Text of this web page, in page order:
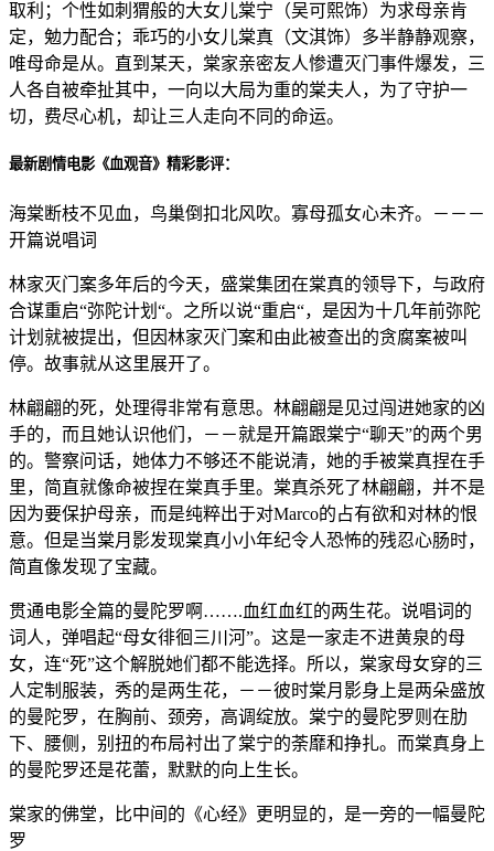
取利；个性如刺猬般的大女儿棠宁（吴可熙饰）为求母亲肯
定，勉力配合；乖巧的小女儿棠真（文淇饰）多半静静观察，
唯母命是从。直到某天，棠家亲密友人惨遭灭门事件爆发，三
人各自被牵扯其中，一向以大局为重的棠夫人，为了守护一
切，费尽心机，却让三人走向不同的命运。
最新剧情电影《血观音》精彩影评：
海棠断枝不见血，鸟巢倒扣北风吹。寡母孤女心未齐。－－－
开篇说唱词
林家灭门案多年后的今天，盛棠集团在棠真的领导下，与政府
合谋重启“弥陀计划“。之所以说“重启“，是因为十几年前弥陀
计划就被提出，但因林家灭门案和由此被查出的贪腐案被叫
停。故事就从这里展开了。
林翩翩的死，处理得非常有意思。林翩翩是见过闯进她家的凶
手的，而且她认识他们，－－就是开篇跟棠宁“聊天”的两个男
的。警察问话，她体力不够还不能说清，她的手被棠真捏在手
里，简直就像命被捏在棠真手里。棠真杀死了林翩翩，并不是
因为要保护母亲，而是纯粹出于对Marco的占有欲和对林的恨
意。但是当棠月影发现棠真小小年纪令人恐怖的残忍心肠时，
简直像发现了宝藏。
贯通电影全篇的曼陀罗啊…….血红血红的两生花。说唱词的
词人，弹唱起“母女徘徊三川河”。这是一家走不进黄泉的母
女，连“死”这个解脱她们都不能选择。所以，棠家母女穿的三
人定制服装，秀的是两生花，－－彼时棠月影身上是两朵盛放
的曼陀罗，在胸前、颈旁，高调绽放。棠宁的曼陀罗则在肋
下、腰侧，别扭的布局衬出了棠宁的荼靡和挣扎。而棠真身上
的曼陀罗还是花蕾，默默的向上生长。
棠家的佛堂，比中间的《心经》更明显的，是一旁的一幅曼陀
罗